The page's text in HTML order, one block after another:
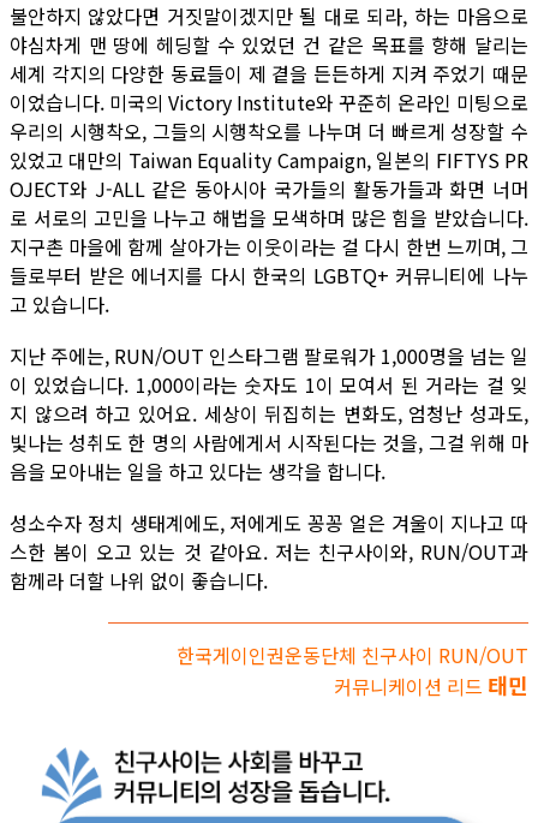
불안하지 않았다면 거짓말이겠지만 될 대로 되라, 하는 마음으로
야심차게 맨 땅에 헤딩할 수 있었던 건 같은 목표를 향해 달리는
세계 각지의 다양한 동료들이 제 곁을 든든하게 지켜 주었기 때문
이었습니다. 미국의 Victory Institute와 꾸준히 온라인 미팅으로
우리의 시행착오, 그들의 시행착오를 나누며 더 빠르게 성장할 수
있었고 대만의 Taiwan Equality Campaign, 일본의 FIFTYS PR
OJECT와 J-ALL 같은 동아시아 국가들의 활동가들과 화면 너머
로 서로의 고민을 나누고 해법을 모색하며 많은 힘을 받았습니다.
지구촌 마을에 함께 살아가는 이웃이라는 걸 다시 한번 느끼며, 그
들로부터 받은 에너지를 다시 한국의 LGBTQ+ 커뮤니티에 나누
고 있습니다.
지난 주에는, RUN/OUT 인스타그램 팔로워가 1,000명을 넘는 일
이 있었습니다. 1,000이라는 숫자도 1이 모여서 된 거라는 걸 잊
지 않으려 하고 있어요. 세상이 뒤집히는 변화도, 엄청난 성과도,
빛나는 성취도 한 명의 사람에게서 시작된다는 것을, 그걸 위해 마
음을 모아내는 일을 하고 있다는 생각을 합니다.
성소수자 정치 생태계에도, 저에게도 꽁꽁 얼은 겨울이 지나고 따
스한 봄이 오고 있는 것 같아요. 저는 친구사이와, RUN/OUT과
함께라 더할 나위 없이 좋습니다.
한국게이인권운동단체 친구사이 RUN/OUT
커뮤니케이션 리드 태민